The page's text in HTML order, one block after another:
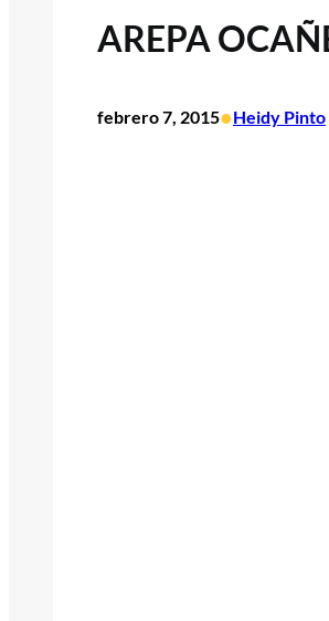
AREPA
febrero 7, 2015•Heidy Pinto